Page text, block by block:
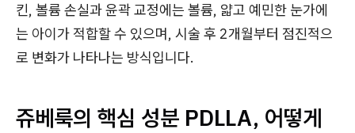
킨, 볼륨 손실과 윤곽 교정에는 볼륨, 얇고 예민한 눈가에
는 아이가 적합할 수 있으며, 시술 후 2개월부터 점진적으
로 변화가 나타나는 방식입니다.
쥬베룩의 핵심 성분 PDLLA, 어떻게